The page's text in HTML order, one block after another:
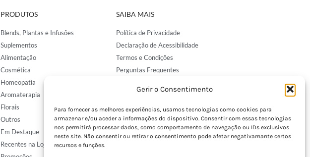
Gerir o Consentimento
Para fornecer as melhores experiências, usamos tecnologias como cookies para
armazenar e/ou aceder a informações do dispositivo. Consentir com essas tecnologias
nos permitirá processar dados, como comportamento de navegação ou IDs exclusivos
neste site. Não consentir ou retirar o consentimento pode afetar negativamante certos
recursos e funções.
PRODUTOS
Blends, Plantas e Infusões
Suplementos
Alimentação
Cosmética
Homeopatia
Aromaterapia
Florais
Outros
Em Destaque
Recentes na Loja
SAIBA MAIS
Política de Privacidade
Declaração de Acessibilidade
Termos e Condições
Perguntas Frequentes
Encomendas Internacionais
Seguir Encomenda
Devoluções e Trocas